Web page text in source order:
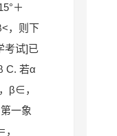
＋
，则下
考试]已
C. 若α
β∈，
一象